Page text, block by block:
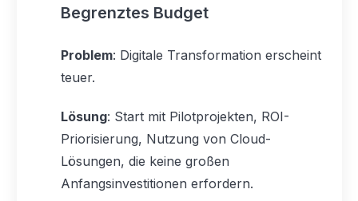
Begrenztes Budget
Problem: Digitale Transformation erscheint
teuer.
Lösung: Start mit Pilotprojekten, ROI-
Priorisierung, Nutzung von Cloud-
Lösungen, die keine großen
Anfangsinvestitionen erfordern.